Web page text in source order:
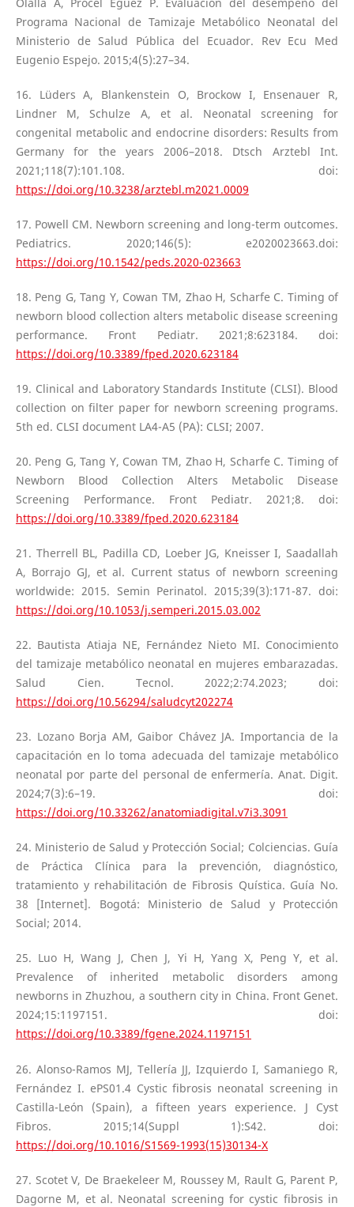
Olalla A, Prócel Egüez P. Evaluación del desempeño del
Programa Nacional de Tamizaje Metabólico Neonatal del
Ministerio de Salud Pública del Ecuador. Rev Ecu Med
Eugenio Espejo. 2015;4(5):27–34.
16. Lüders A, Blankenstein O, Brockow I, Ensenauer R,
Lindner M, Schulze A, et al. Neonatal screening for
congenital metabolic and endocrine disorders: Results from
Germany for the years 2006–2018. Dtsch Arztebl Int.
2021;118(7):101.108. doi:
https://doi.org/10.3238/arztebl.m2021.0009
17. Powell CM. Newborn screening and long-term outcomes.
Pediatrics. 2020;146(5): e2020023663.doi:
https://doi.org/10.1542/peds.2020-023663
18. Peng G, Tang Y, Cowan TM, Zhao H, Scharfe C. Timing of
newborn blood collection alters metabolic disease screening
performance. Front Pediatr. 2021;8:623184. doi:
https://doi.org/10.3389/fped.2020.623184
19. Clinical and Laboratory Standards Institute (CLSI). Blood
collection on filter paper for newborn screening programs.
5th ed. CLSI document LA4-A5 (PA): CLSI; 2007.
20. Peng G, Tang Y, Cowan TM, Zhao H, Scharfe C. Timing of
Newborn Blood Collection Alters Metabolic Disease
Screening Performance. Front Pediatr. 2021;8. doi:
https://doi.org/10.3389/fped.2020.623184
21. Therrell BL, Padilla CD, Loeber JG, Kneisser I, Saadallah
A, Borrajo GJ, et al. Current status of newborn screening
worldwide: 2015. Semin Perinatol. 2015;39(3):171-87. doi:
https://doi.org/10.1053/j.semperi.2015.03.002
22. Bautista Atiaja NE, Fernández Nieto MI. Conocimiento
del tamizaje metabólico neonatal en mujeres embarazadas.
Salud Cien. Tecnol. 2022;2:74.2023; doi:
https://doi.org/10.56294/saludcyt202274
23. Lozano Borja AM, Gaibor Chávez JA. Importancia de la
capacitación en lo toma adecuada del tamizaje metabólico
neonatal por parte del personal de enfermería. Anat. Digit.
2024;7(3):6–19. doi:
https://doi.org/10.33262/anatomiadigital.v7i3.3091
24. Ministerio de Salud y Protección Social; Colciencias. Guía
de Práctica Clínica para la prevención, diagnóstico,
tratamiento y rehabilitación de Fibrosis Quística. Guía No.
38 [Internet]. Bogotá: Ministerio de Salud y Protección
Social; 2014.
25. Luo H, Wang J, Chen J, Yi H, Yang X, Peng Y, et al.
Prevalence of inherited metabolic disorders among
newborns in Zhuzhou, a southern city in China. Front Genet.
2024;15:1197151. doi:
https://doi.org/10.3389/fgene.2024.1197151
26. Alonso-Ramos MJ, Tellería JJ, Izquierdo I, Samaniego R,
Fernández I. ePS01.4 Cystic fibrosis neonatal screening in
Castilla-León (Spain), a fifteen years experience. J Cyst
Fibros. 2015;14(Suppl 1):S42. doi:
https://doi.org/10.1016/S1569-1993(15)30134-X
27. Scotet V, De Braekeleer M, Roussey M, Rault G, Parent P,
Dagorne M, et al. Neonatal screening for cystic fibrosis in